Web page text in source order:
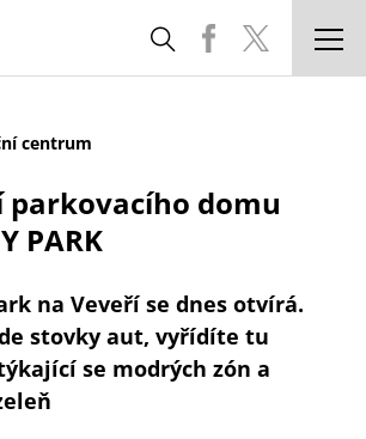
KOMUNIKACÍ
UZAVÍREK
centrum
parkovacího domu
PARK
na Veveří se dnes otvírá.
stovky aut, vyřídíte tu
se modrých zón a